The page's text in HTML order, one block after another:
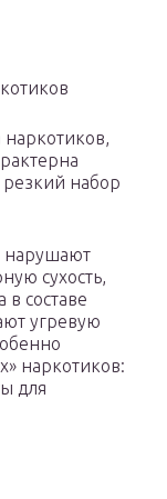
наркотиков,
набор
нарушают
сухость,
составе
угревую
наркотиков:
для